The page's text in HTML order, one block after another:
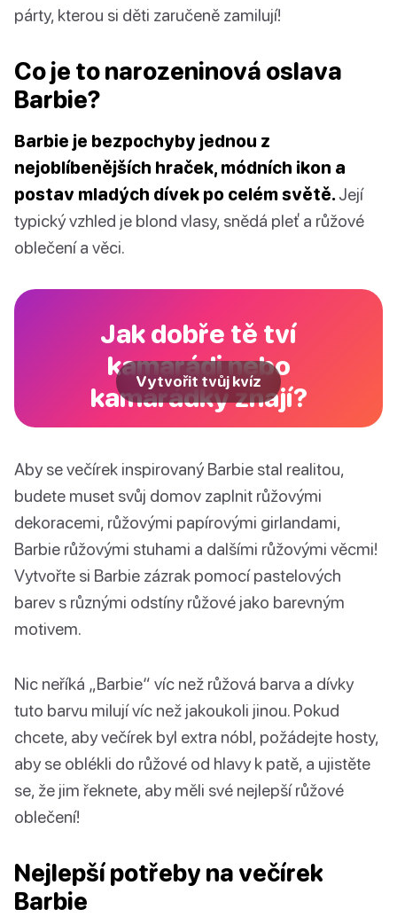
párty, kterou si děti zaručeně zamilují!
Co je to narozeninová oslava
Barbie?
Barbie je bezpochyby jednou z
nejoblíbenějších hraček, módních ikon a
postav mladých dívek po celém světě. Její
typický vzhled je blond vlasy, snědá pleť a růžové
oblečení a věci.
Jak dobře tě tví
kamarádi nebo
kamarádky znají?
Vytvořit tvůj kvíz
Aby se večírek inspirovaný Barbie stal realitou,
budete muset svůj domov zaplnit růžovými
dekoracemi, růžovými papírovými girlandami,
Barbie růžovými stuhami a dalšími růžovými věcmi!
Vytvořte si Barbie zázrak pomocí pastelových
barev s různými odstíny růžové jako barevným
motivem.
Nic neříká „Barbie“ víc než růžová barva a dívky
tuto barvu milují víc než jakoukoli jinou. Pokud
chcete, aby večírek byl extra nóbl, požádejte hosty,
aby se oblékli do růžové od hlavy k patě, a ujistěte
se, že jim řeknete, aby měli své nejlepší růžové
oblečení!
Nejlepší potřeby na večírek
Barbie